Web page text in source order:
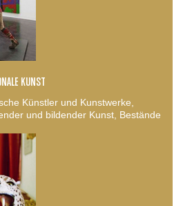
KUNST
Künstler und Kunstwerke,
und bildender Kunst, Bestände